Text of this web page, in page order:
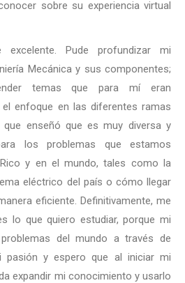
sobre su experiencia virtual
Pude profundizar mi
Mecánica y sus componentes;
temas que para mí eran
enfoque en las diferentes ramas
enseñó que es muy diversa y
los problemas que estamos
y en el mundo, tales como la
eléctrico del país o cómo llegar
eficiente. Definitivamente, me
lo que quiero estudiar, porque mi
del mundo a través de
pasión y espero que al iniciar mi
expandir mi conocimiento y usarlo